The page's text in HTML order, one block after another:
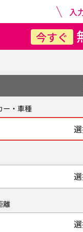
入
今すぐ
ー・車種
離